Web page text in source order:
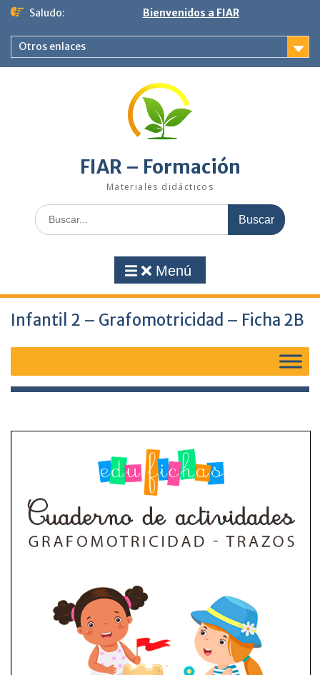
Saltar
contenido
Saludo: Bienvenidos a FIAR
Otros enlaces
FIAR – Formación
Materiales didácticos
Buscar:
Menú
Infantil 2 – Grafomotricidad – Ficha 2B